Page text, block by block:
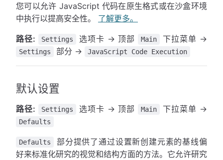
您可以允许 JavaScript 代码在原生格式或在沙盒环境
中执行以提高安全性。 了解更多。
路径: Settings 选项卡 → 顶部 Main 下拉菜单 →
Settings 部分 → JavaScript Code Execution
默认设置
路径: Settings 选项卡 → 顶部 Main 下拉菜单 →
Defaults
Defaults
部分提供了通过设置新创建元素的基线偏
好来标准化研究的视觉和结构方面的方法。它允许研究